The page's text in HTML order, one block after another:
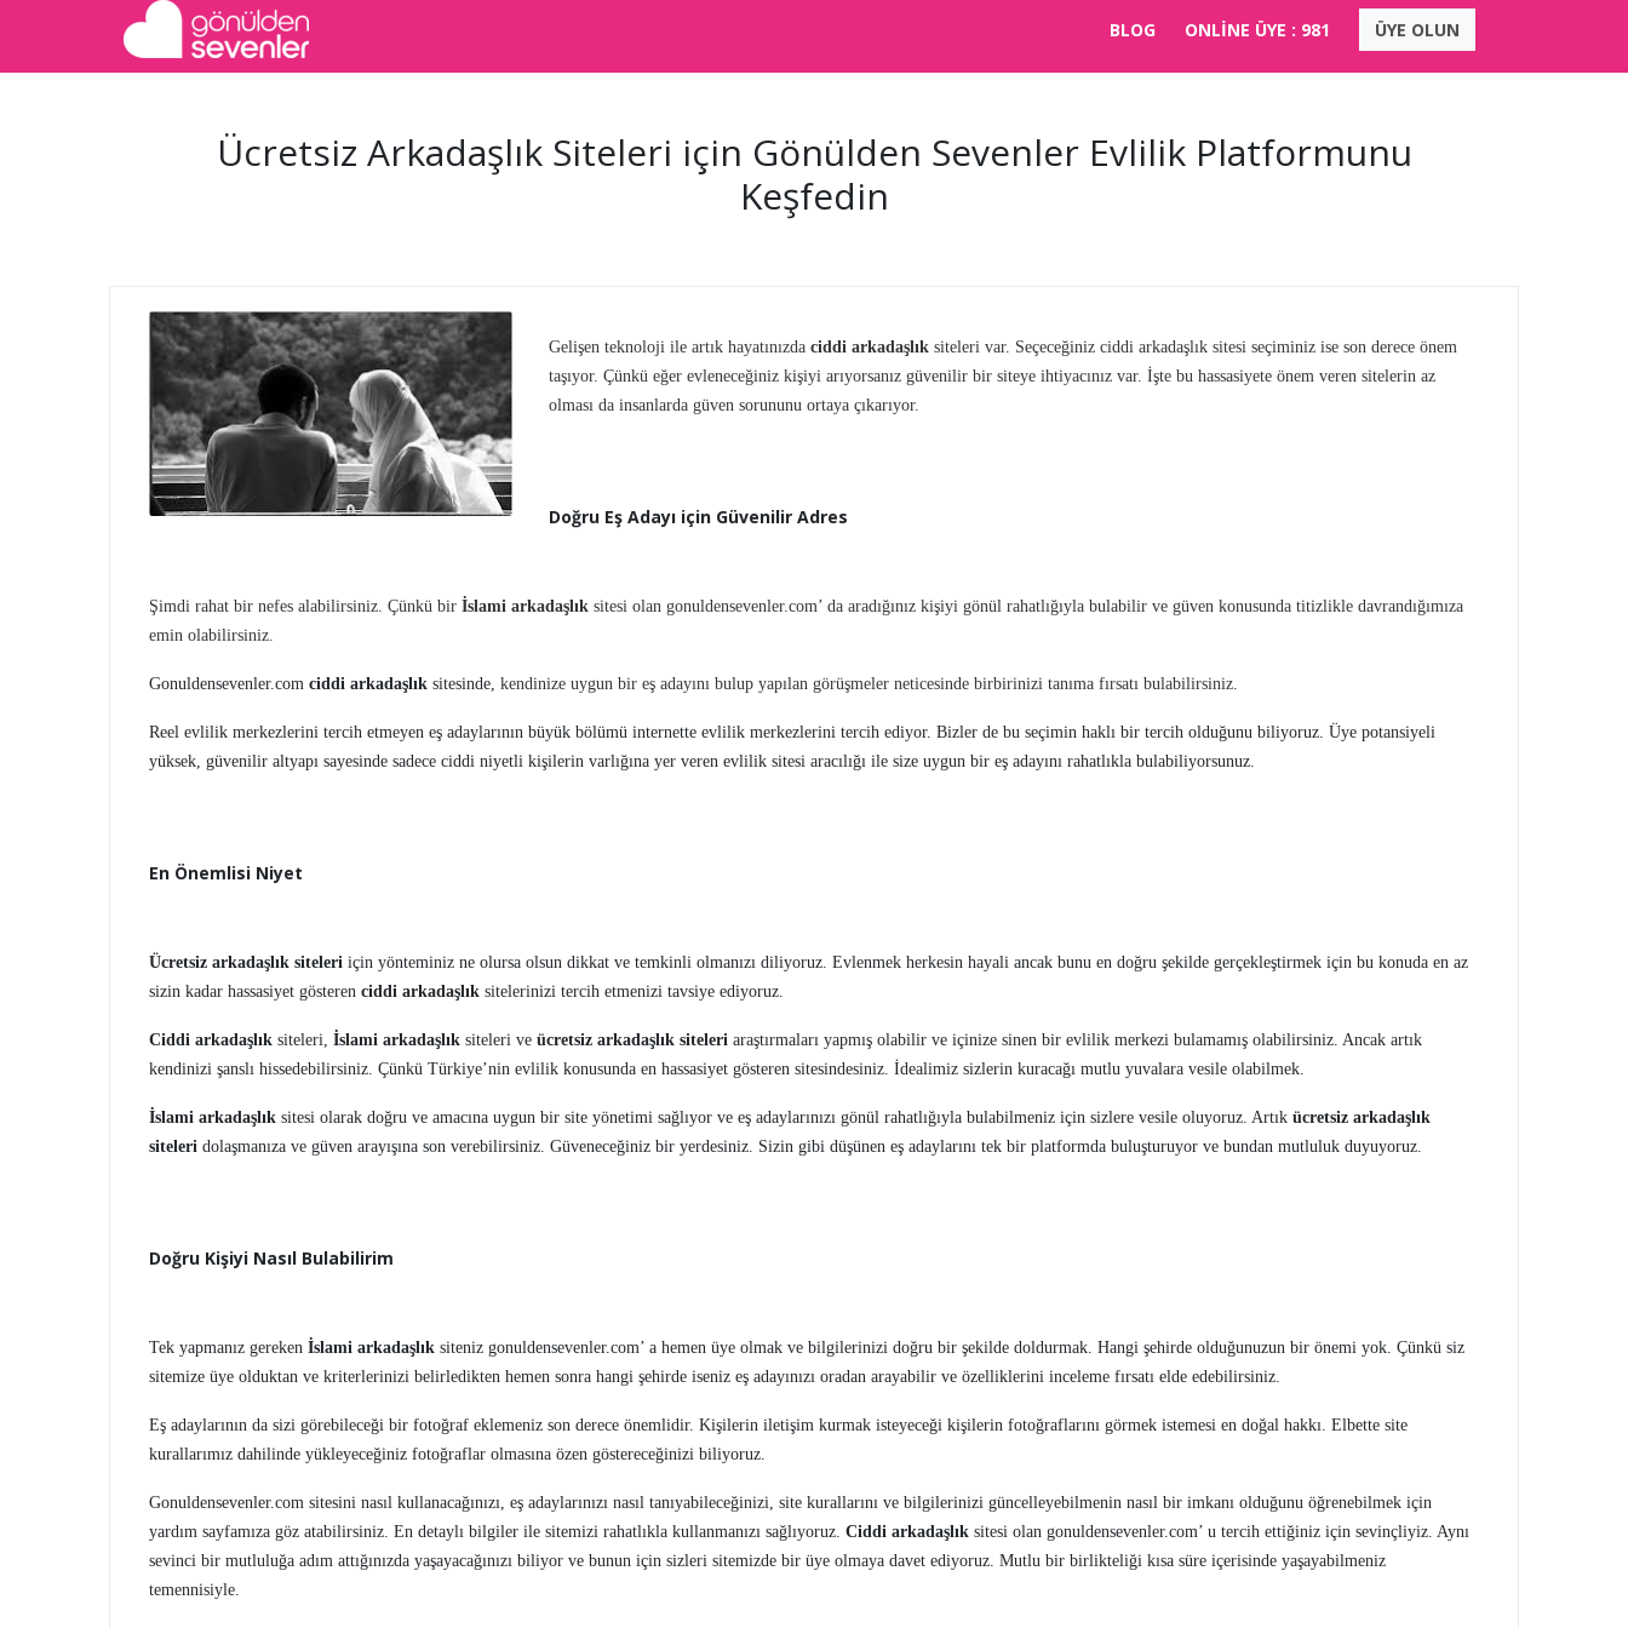
BLOG ONLİNE ÜYE : 981 ÜYE OLUN
Ücretsiz Arkadaşlık Siteleri için Gönülden Sevenler Evlilik Platformunu
Keşfedin
Gelişen teknoloji ile artık hayatınızda ciddi arkadaşlık siteleri var. Seçeceğiniz ciddi arkadaşlık sitesi seçiminiz ise son derece önem
taşıyor. Çünkü eğer evleneceğiniz kişiyi arıyorsanız güvenilir bir siteye ihtiyacınız var. İşte bu hassasiyete önem veren sitelerin az
olması da insanlarda güven sorununu ortaya çıkarıyor.
Doğru Eş Adayı için Güvenilir Adres
Şimdi rahat bir nefes alabilirsiniz. Çünkü bir İslami arkadaşlık sitesi olan gonuldensevenler.com’ da aradığınız kişiyi gönül rahatlığıyla bulabilir ve güven konusunda titizlikle davrandığımıza
emin olabilirsiniz.
Gonuldensevenler.com ciddi arkadaşlık sitesinde, kendinize uygun bir eş adayını bulup yapılan görüşmeler neticesinde birbirinizi tanıma fırsatı bulabilirsiniz.
Reel evlilik merkezlerini tercih etmeyen eş adaylarının büyük bölümü internette evlilik merkezlerini tercih ediyor. Bizler de bu seçimin haklı bir tercih olduğunu biliyoruz. Üye potansiyeli
yüksek, güvenilir altyapı sayesinde sadece ciddi niyetli kişilerin varlığına yer veren evlilik sitesi aracılığı ile size uygun bir eş adayını rahatlıkla bulabiliyorsunuz.
En Önemlisi Niyet
Ücretsiz arkadaşlık siteleri için yönteminiz ne olursa olsun dikkat ve temkinli olmanızı diliyoruz. Evlenmek herkesin hayali ancak bunu en doğru şekilde gerçekleştirmek için bu konuda en az
sizin kadar hassasiyet gösteren ciddi arkadaşlık sitelerinizi tercih etmenizi tavsiye ediyoruz.
Ciddi arkadaşlık siteleri, İslami arkadaşlık siteleri ve ücretsiz arkadaşlık siteleri araştırmaları yapmış olabilir ve içinize sinen bir evlilik merkezi bulamamış olabilirsiniz. Ancak artık
kendinizi şanslı hissedebilirsiniz. Çünkü Türkiye’nin evlilik konusunda en hassasiyet gösteren sitesindesiniz. İdealimiz sizlerin kuracağı mutlu yuvalara vesile olabilmek.
İslami arkadaşlık sitesi olarak doğru ve amacına uygun bir site yönetimi sağlıyor ve eş adaylarınızı gönül rahatlığıyla bulabilmeniz için sizlere vesile oluyoruz. Artık ücretsiz arkadaşlık
siteleri dolaşmanıza ve güven arayışına son verebilirsiniz. Güveneceğiniz bir yerdesiniz. Sizin gibi düşünen eş adaylarını tek bir platformda buluşturuyor ve bundan mutluluk duyuyoruz.
Doğru Kişiyi Nasıl Bulabilirim
Tek yapmanız gereken İslami arkadaşlık siteniz gonuldensevenler.com’ a hemen üye olmak ve bilgilerinizi doğru bir şekilde doldurmak. Hangi şehirde olduğunuzun bir önemi yok. Çünkü siz
sitemize üye olduktan ve kriterlerinizi belirledikten hemen sonra hangi şehirde iseniz eş adayınızı oradan arayabilir ve özelliklerini inceleme fırsatı elde edebilirsiniz.
Eş adaylarının da sizi görebileceği bir fotoğraf eklemeniz son derece önemlidir. Kişilerin iletişim kurmak isteyeceği kişilerin fotoğraflarını görmek istemesi en doğal hakkı. Elbette site
kurallarımız dahilinde yükleyeceğiniz fotoğraflar olmasına özen göstereceğinizi biliyoruz.
Gonuldensevenler.com sitesini nasıl kullanacağınızı, eş adaylarınızı nasıl tanıyabileceğinizi, site kurallarını ve bilgilerinizi güncelleyebilmenin nasıl bir imkanı olduğunu öğrenebilmek için
yardım sayfamıza göz atabilirsiniz. En detaylı bilgiler ile sitemizi rahatlıkla kullanmanızı sağlıyoruz. Ciddi arkadaşlık sitesi olan gonuldensevenler.com’ u tercih ettiğiniz için sevinçliyiz. Aynı
sevinci bir mutluluğa adım attığınızda yaşayacağınızı biliyor ve bunun için sizleri sitemizde bir üye olmaya davet ediyoruz. Mutlu bir birlikteliği kısa süre içerisinde yaşayabilmeniz
temennisiyle.